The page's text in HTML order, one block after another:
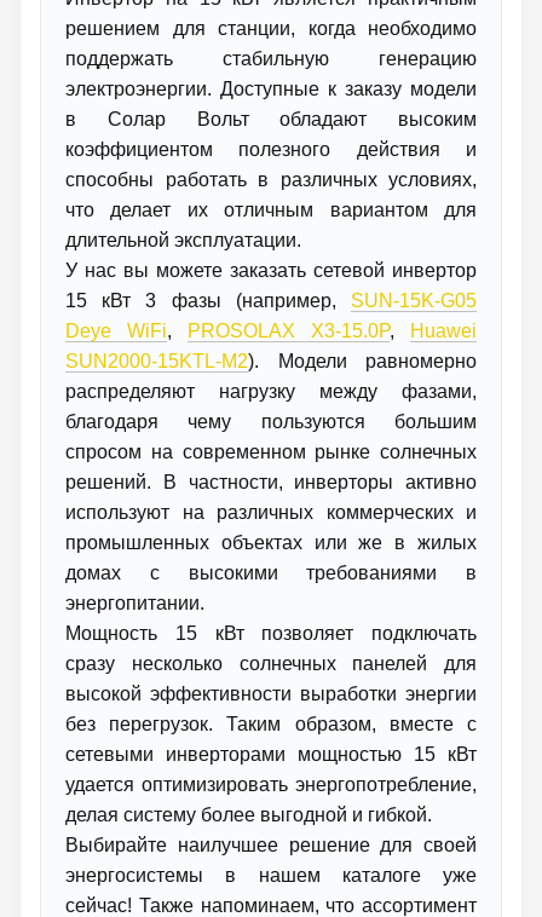
решением для станции, когда необходимо
поддержать стабильную генерацию
электроэнергии. Доступные к заказу модели
в Солар Вольт обладают высоким
коэффициентом полезного действия и
способны работать в различных условиях,
что делает их отличным вариантом для
длительной эксплуатации.
У нас вы можете заказать сетевой инвертор
15 кВт 3 фазы (например, SUN-15K-G05
Deye WiFi, PROSOLAX X3-15.0P,
Huawei
SUN2000-15KTL-M2). Модели равномерно
распределяют нагрузку между фазами,
благодаря чему пользуются большим
спросом на современном рынке солнечных
решений. В частности, инверторы активно
используют на различных коммерческих и
промышленных объектах или же в жилых
домах с высокими требованиями в
энергопитании.
Мощность 15 кВт позволяет подключать
сразу несколько солнечных панелей для
высокой эффективности выработки энергии
без перегрузок. Таким образом, вместе с
сетевыми инверторами мощностью 15 кВт
удается оптимизировать энергопотребление,
делая систему более выгодной и гибкой.
Выбирайте наилучшее решение для своей
энергосистемы в нашем каталоге уже
сейчас! Также напоминаем, что ассортимент